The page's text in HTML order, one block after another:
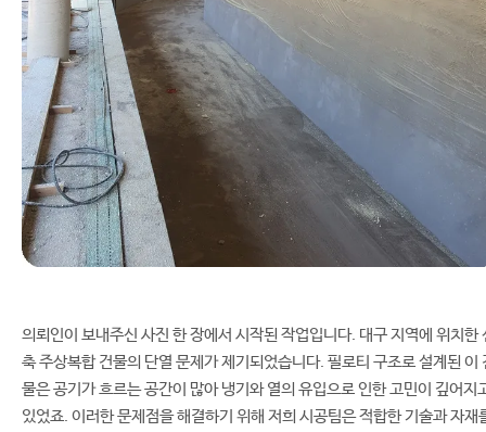
의뢰인이 보내주신 사진 한 장에서 시작된 작업입니다. 대구 지역에 위치한
축 주상복합 건물의 단열 문제가 제기되었습니다. 필로티 구조로 설계된 이
물은 공기가 흐르는 공간이 많아 냉기와 열의 유입으로 인한 고민이 깊어지
있었죠. 이러한 문제점을 해결하기 위해 저희 시공팀은 적합한 기술과 자재